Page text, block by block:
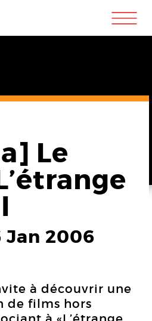
m
Le
Jan 2006
à découvrir une
de films hors